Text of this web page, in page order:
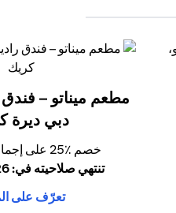
مطعم ميناتو –
دبي ديرة
خصم ٪25 على إجمالي الفاتورة.
تنتهي صلاحيته في: 12/30/2026
تعرّف على